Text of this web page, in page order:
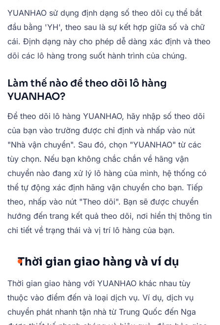
YUANHAO sử dụng định dạng số theo dõi cụ thể bắt
đầu bằng 'YH', theo sau là sự kết hợp giữa số và chữ
cái. Định dạng này cho phép dễ dàng xác định và theo
dõi các lô hàng trong suốt hành trình của chúng.
Làm thế nào để theo dõi lô hàng
YUANHAO?
Để theo dõi lô hàng YUANHAO, hãy nhập số theo dõi
của bạn vào trường được chỉ định và nhấp vào nút
"Nhà vận chuyển". Sau đó, chọn "YUANHAO" từ các
tùy chọn. Nếu bạn không chắc chắn về hãng vận
chuyển nào đang xử lý lô hàng của mình, hệ thống có
thể tự động xác định hãng vận chuyển cho bạn. Tiếp
theo, nhấp vào nút "Theo dõi". Bạn sẽ được chuyển
hướng đến trang kết quả theo dõi, nơi hiển thị thông tin
chi tiết về trạng thái và vị trí lô hàng của bạn.
Thời gian giao hàng và ví dụ
Thời gian giao hàng với YUANHAO khác nhau tùy
thuộc vào điểm đến và loại dịch vụ. Ví dụ, dịch vụ
chuyển phát nhanh tận nhà từ Trung Quốc đến Nga